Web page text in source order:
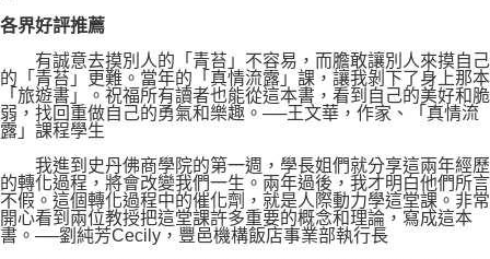
各界好評推薦
有誠意去摸別人的「青苔」不容易，而膽敢讓別人來摸自己
的「青苔」更難。當年的「真情流露」課，讓我剝下了身上那本
「旅遊書」。祝福所有讀者也能從這本書，看到自己的美好和脆
弱，找回重做自己的勇氣和樂趣。──王文華，作家、「真情流
露」課程學生
我進到史丹佛商學院的第一週，學長姐們就分享這兩年經歷
的轉化過程，將會改變我們一生。兩年過後，我才明白他們所言
不假。這個轉化過程中的催化劑，就是人際動力學這堂課。非常
開心看到兩位教授把這堂課許多重要的概念和理論，寫成這本
書。──劉純芳Cecily，豐邑機構飯店事業部執行長